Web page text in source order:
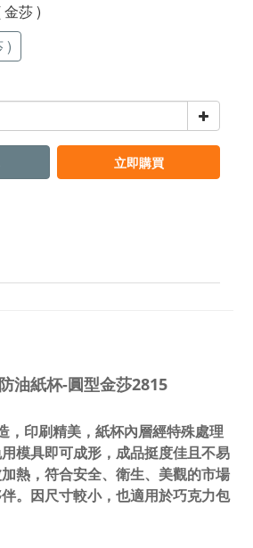
莎 )
)
立即購買
油紙杯-圓型金莎2815
，印刷精美，紙杯內層經特殊處理
模具即可成形，成品挺度佳且不易
熱，符合安全、衛生、美觀的市場
。因尺寸較小，也適用於巧克力包